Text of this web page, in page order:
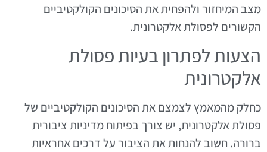
מצב המיחזור ולהפחית את הסיכונים הקולקטיביים
הקשורים לפסולת אלקטרונית.
הצעות לפתרון בעיות פסולת
אלקטרונית
כחלק מהמאמץ לצמצם את הסיכונים הקולקטיביים של
פסולת אלקטרונית, יש צורך בפיתוח מדיניות ציבורית
ברורה. חשוב להנחות את הציבור על דרכים אחראיות